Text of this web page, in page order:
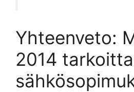
Yhteenveto:
2014